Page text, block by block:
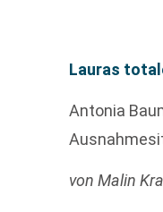
Lauras
Antonia
von Malin